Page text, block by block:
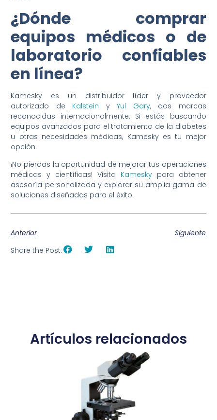
¿Dónde comprar
equipos médicos o de
laboratorio confiables
en línea?
Kamesky es un distribuidor líder y proveedor
autorizado de Kalstein yYul Gary, dos marcas
reconocidas internacionalmente. Si estás buscando
equipos avanzados para el tratamiento de la diabetes
u otras necesidades médicas, Kamesky es tu mejor
opción.
¡No pierdas la oportunidad de mejorar tus operaciones
médicas y científicas! Visita Kameskypara obtener
asesoría personalizada y explorar su amplia gama de
soluciones diseñadas para el éxito.
Anterior
Siguiente
Share the Post:
Artículos relacionados